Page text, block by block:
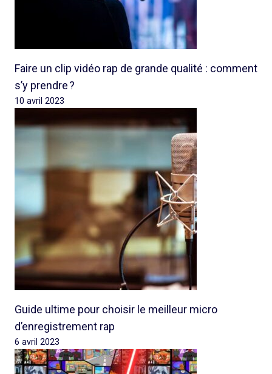
Faire un clip vidéo rap de grande qualité : comment
s’y prendre ?
10 avril 2023
Guide ultime pour choisir le meilleur micro
d’enregistrement rap
6 avril 2023